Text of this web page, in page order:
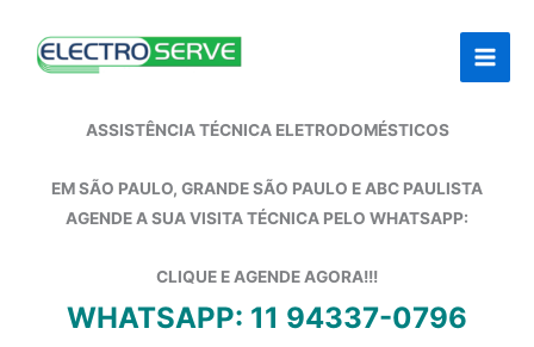
ASSISTÊNCIA TÉCNICA ELETRODOMÉSTICOS
EM SÃO PAULO, GRANDE SÃO PAULO E ABC PAULISTA
AGENDE A SUA VISITA TÉCNICA PELO WHATSAPP:
CLIQUE E AGENDE AGORA!!!
WHATSAPP: 11 94337-0796